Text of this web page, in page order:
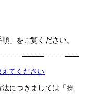
」をご覧ください。
てください
につきましては「操